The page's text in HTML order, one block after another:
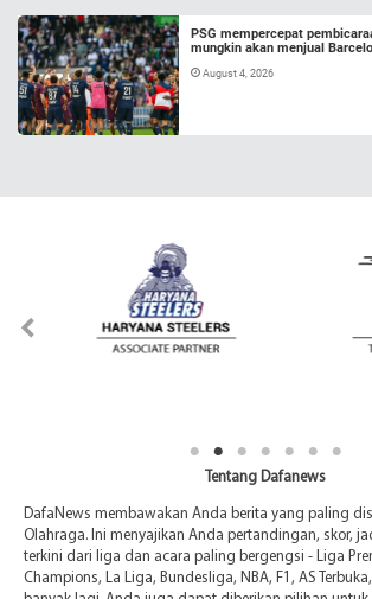
PSG mempercepat
mungkin akan menjual
August 4, 2026
Tentang Dafanews
DafaNews membawakan Anda berita yang paling
Olahraga. Ini menyajikan Anda pertandingan, skor,
terkini dari liga dan acara paling bergengsi - Liga
Champions, La Liga, Bundesliga, NBA, F1, AS